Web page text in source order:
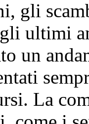
gli
ultimi
un
La